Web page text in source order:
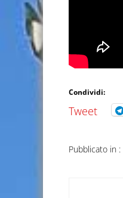
Condividi:
Tweet
Pubblicato in :